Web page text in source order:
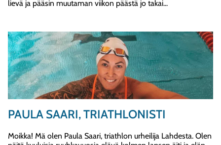
lievä ja pääsin muutaman viikon päästä jo takai...
PAULA SAARI, TRIATHLONISTI
Moikka! Mä olen Paula Saari, triathlon urheilija Lahdesta. Olen